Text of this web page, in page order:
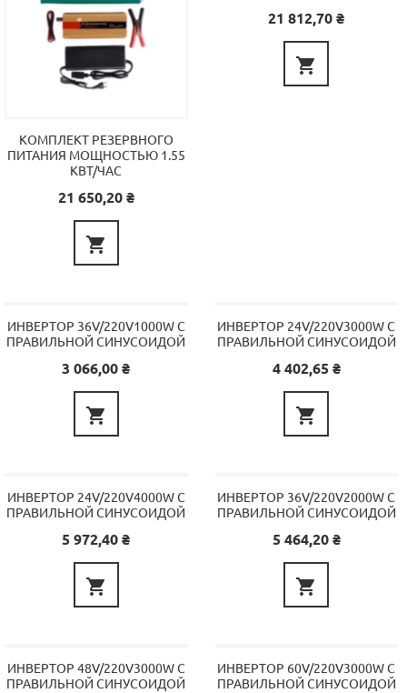
КОМПЛЕКТ РЕЗЕРВНОГО
ПИТАНИЯ МОЩНОСТЬЮ 1.55
КВТ/ЧАС
Цена
21 650,20 ₴

Цена
21 812,70 ₴

ИНВЕРТОР 36V/220V1000W С
ПРАВИЛЬНОЙ СИНУСОИДОЙ
Цена
3 066,00 ₴

ИНВЕРТОР 24V/220V3000W С
ПРАВИЛЬНОЙ СИНУСОИДОЙ
Цена
4 402,65 ₴

ИНВЕРТОР 24V/220V4000W С
ПРАВИЛЬНОЙ СИНУСОИДОЙ
Цена
5 972,40 ₴

ИНВЕРТОР 36V/220V2000W С
ПРАВИЛЬНОЙ СИНУСОИДОЙ
Цена
5 464,20 ₴

ИНВЕРТОР 48V/220V3000W С
ПРАВИЛЬНОЙ СИНУСОИДОЙ
ИНВЕРТОР 60V/220V3000W С
ПРАВИЛЬНОЙ СИНУСОИДОЙ